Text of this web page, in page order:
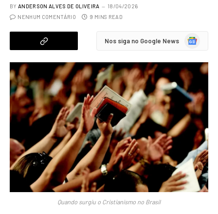
BY ANDERSON ALVES DE OLIVEIRA
18/04/2026
NENHUM COMENTÁRIO
9 MINS READ
Nos siga no Google News
Google
Quando surgiu o Cristianismo no Brasil